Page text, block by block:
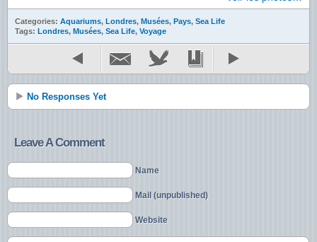
Categories: Aquariums, Londres, Musées, Pays, Sea Life
Tags: Londres, Musées, Sea Life, Voyage
No Responses Yet
Leave A Comment
Name
Mail (unpublished)
Website